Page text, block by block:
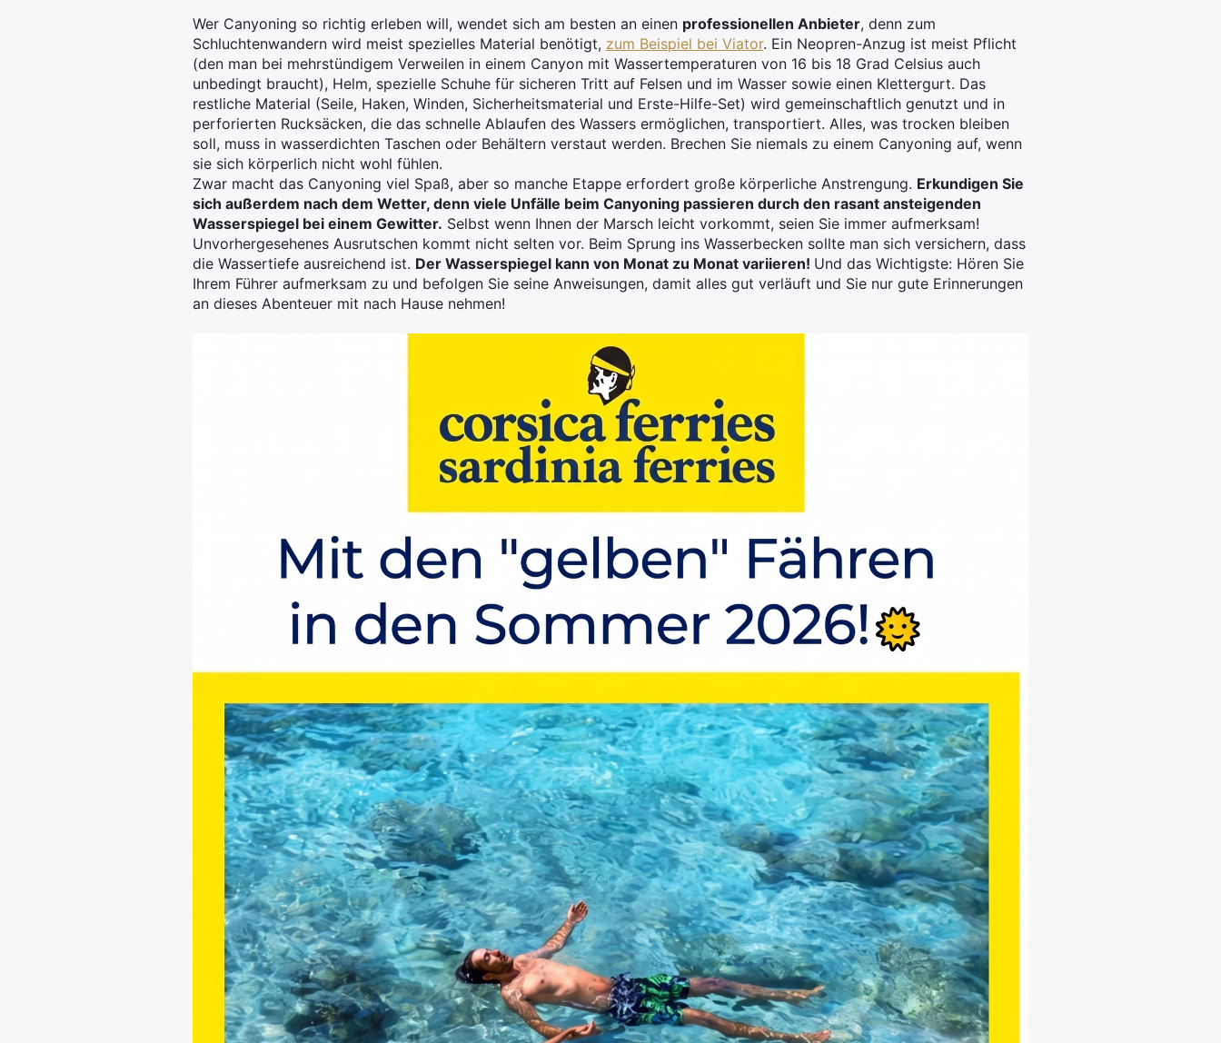
Wer Canyoning so richtig erleben will, wendet sich am besten an einen professionellen Anbieter, denn zum
Schluchtenwandern wird meist spezielles Material benötigt, zum Beispiel bei Viator. Ein Neopren-Anzug ist meist Pflicht
(den man bei mehrstündigem Verweilen in einem Canyon mit Wassertemperaturen von 16 bis 18 Grad Celsius auch
unbedingt braucht), Helm, spezielle Schuhe für sicheren Tritt auf Felsen und im Wasser sowie einen Klettergurt. Das
restliche Material (Seile, Haken, Winden, Sicherheitsmaterial und Erste-Hilfe-Set) wird gemeinschaftlich genutzt und in
perforierten Rucksäcken, die das schnelle Ablaufen des Wassers ermöglichen, transportiert. Alles, was trocken bleiben
soll, muss in wasserdichten Taschen oder Behältern verstaut werden. Brechen Sie niemals zu einem Canyoning auf, wenn
sie sich körperlich nicht wohl fühlen.
Zwar macht das Canyoning viel Spaß, aber so manche Etappe erfordert große körperliche Anstrengung. Erkundigen Sie
sich außerdem nach dem Wetter, denn viele Unfälle beim Canyoning passieren durch den rasant ansteigenden
Wasserspiegel bei einem Gewitter. Selbst wenn Ihnen der Marsch leicht vorkommt, seien Sie immer aufmerksam!
Unvorhergesehenes Ausrutschen kommt nicht selten vor. Beim Sprung ins Wasserbecken sollte man sich versichern, dass
die Wassertiefe ausreichend ist. Der Wasserspiegel kann von Monat zu Monat variieren! Und das Wichtigste: Hören Sie
Ihrem Führer aufmerksam zu und befolgen Sie seine Anweisungen, damit alles gut verläuft und Sie nur gute Erinnerungen
an dieses Abenteuer mit nach Hause nehmen!